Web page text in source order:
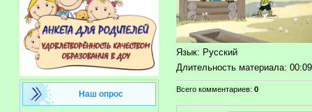
Наш опрос
Язык: Русский
Длительность материала:
Всего комментариев: 0